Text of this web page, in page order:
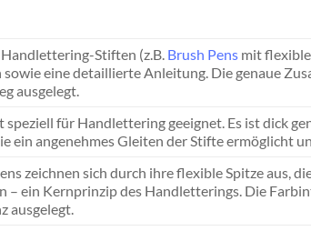
Stiften (z.B. Brush Pensmit
eine detaillierte Anleitung. Die genaue
ausgelegt.
speziell für Handlettering geeignet. Es ist dick
ein angenehmes Gleiten der Stifte ermöglicht
zeichnen sich durch ihre flexible Spitze aus,
– ein Kernprinzip des Handletterings. Die
ausgelegt.